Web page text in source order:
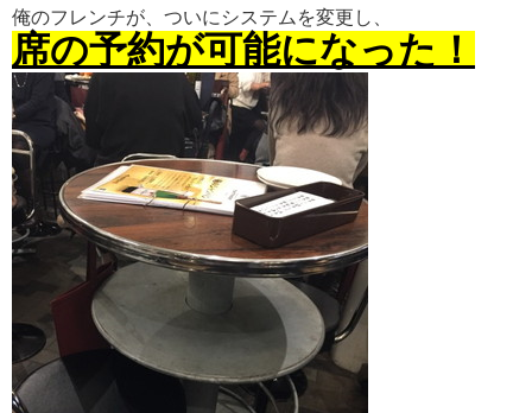
俺のフレンチが、ついにシステムを変更し、
席の予約が可能になった！